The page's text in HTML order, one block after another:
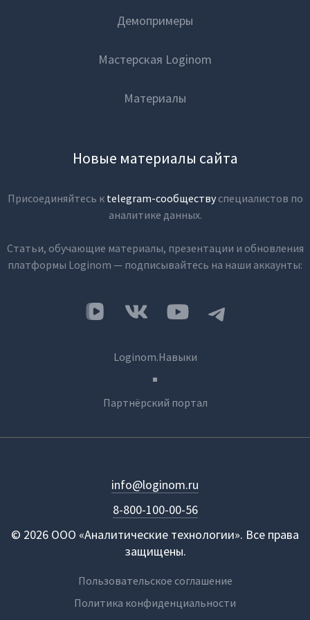
Демопримеры
Мастерская Loginom
Материалы
Новые материалы сайта
Присоединяйтесь к telegram-сообществуспециалистов по
аналитике данных.
Статьи, обучающие материалы, презентации и обновления
платформы Loginom — подписывайтесь на наши аккаунты:
Loginom.Навыки
Партнёрский портал
© 2026 ООО «Аналитические технологии». Все права
защищены.
8-800-100-00-56
info@loginom.ru
Пользовательское соглашение
Политика конфиденциальности